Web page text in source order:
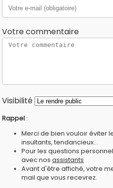
Votre commentaire
Visibilité
Rappel :
Merci de bien vouloir éviter
insultants, tendancieux...
Pour les questions
avec nos assistants
Avant d'être affiché, votre
mail que vous recevrez.